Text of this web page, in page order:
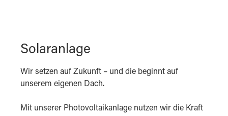
Solaranlage
Wir setzen auf Zukunft – und die beginnt auf
unserem eigenen Dach.
Mit unserer Photovoltaikanlage nutzen wir die Kraft